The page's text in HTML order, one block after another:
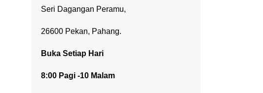
Seri Dagangan Peramu,
26600 Pekan, Pahang.
Buka Setiap Hari
8:00 Pagi -10 Malam